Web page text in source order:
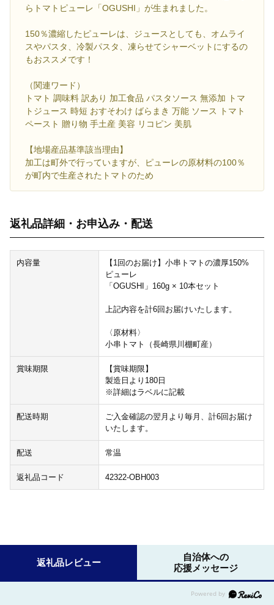
らトマトピューレ「OGUSHI」が生まれました。
150％濃縮したピューレは、ジュースとしても、オムライ
スやパスタ、冷製パスタ、凍らせてシャーベットにするの
もおススメです！
（関連ワード）
トマト 調味料 訳あり 加工食品 パスタソース 無添加 トマ
トジュース 時短 おすそわけ ばらまき 万能 ソース トマト
ペースト 贈り物 手土産 美容 リコピン 美肌
【地場産品基準該当理由】
加工は町外で行っていますが、ピューレの原材料の100％
が町内で生産されたトマトのため
返礼品詳細・お申込み・配送
内容量
【1回のお届け】小串トマトの濃厚150%
ピューレ
「OGUSHI」160g × 10本セット
上記内容を計6回お届けいたします。
〈原材料〉
小串トマト（長崎県川棚町産）
賞味期限
【賞味期限】
製造日より180日
※詳細はラベルに記載
配送時期
ご入金確認の翌月より毎月、計6回お届け
いたします。
配送 常温
返礼品コード 42322-OBH003
返礼品レビュー
自治体への
応援メッセージ